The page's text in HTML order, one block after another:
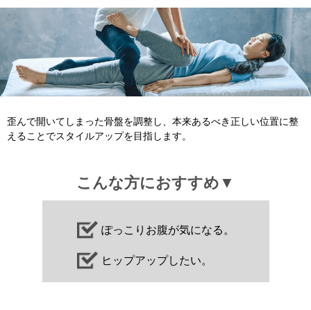
歪んで開いてしまった骨盤を調整し、本来あるべき正しい位置に整
えることでスタイルアップを目指します。
こんな方におすすめ▼
ぽっこりお腹が気になる。
ヒップアップしたい。